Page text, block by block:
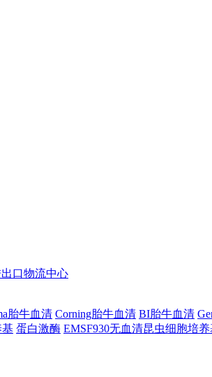
口物流中心
胎牛血清 Corning胎牛血清 BI胎牛血清
蛋白激酶 EMSF930无血清昆虫细胞培养